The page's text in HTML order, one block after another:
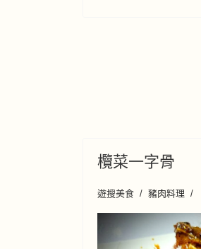
欖菜一字骨
遊搜美食 豬肉料理